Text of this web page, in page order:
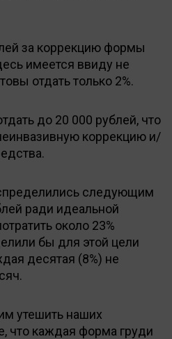
за коррекцию формы
имеется ввиду не
отдать только 2%.
до 20 000 рублей, что
коррекцию и/
следующим
ради идеальной
около 23%
бы для этой цели
десятая (8%) не
утешить наших
что каждая форма груди